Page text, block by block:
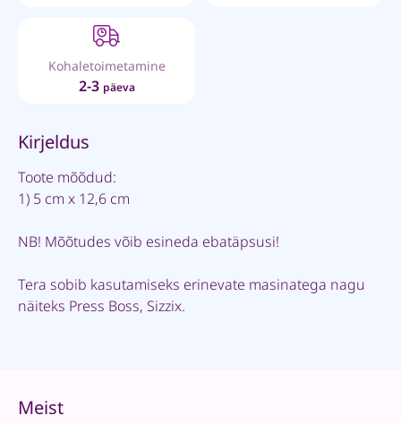
Kohaletoimetamine
2-3 päeva
Kirjeldus
Toote mõõdud:
1) 5 cm x 12,6 cm
NB! Mõõtudes võib esineda ebatäpsusi!
Tera sobib kasutamiseks erinevate masinatega nagu
näiteks Press Boss, Sizzix.
Meist